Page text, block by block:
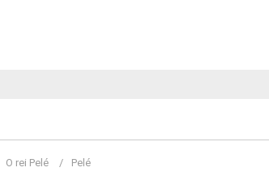
O rei Pelé Pelé